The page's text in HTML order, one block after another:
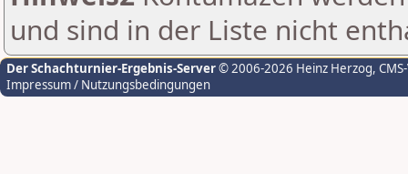
und sind in der Liste nicht
Der Schachturnier-Ergebnis-Server© 2006-2026 Heinz Herzog,
Impressum / Nutzungsbedingungen